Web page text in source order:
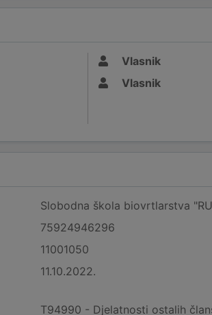
Vlasnik
Vlasnik
Slobodna škola biovrtlarstva
75924946296
11001050
11.10.2022.
T94990 - Djelatnosti ostalih